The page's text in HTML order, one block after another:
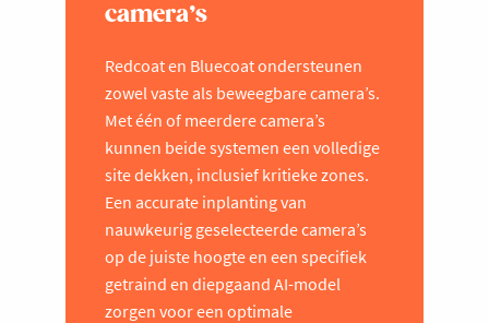
camera’s
Redcoat en Bluecoat ondersteunen
zowel vaste als beweegbare camera’s.
Met één of meerdere camera’s
kunnen beide systemen een volledige
site dekken, inclusief kritieke zones.
Een accurate inplanting van
nauwkeurig geselecteerde camera’s
op de juiste hoogte en een specifiek
getraind en diepgaand AI-model
zorgen voor een optimale